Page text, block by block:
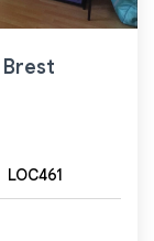
Brest
LOC461